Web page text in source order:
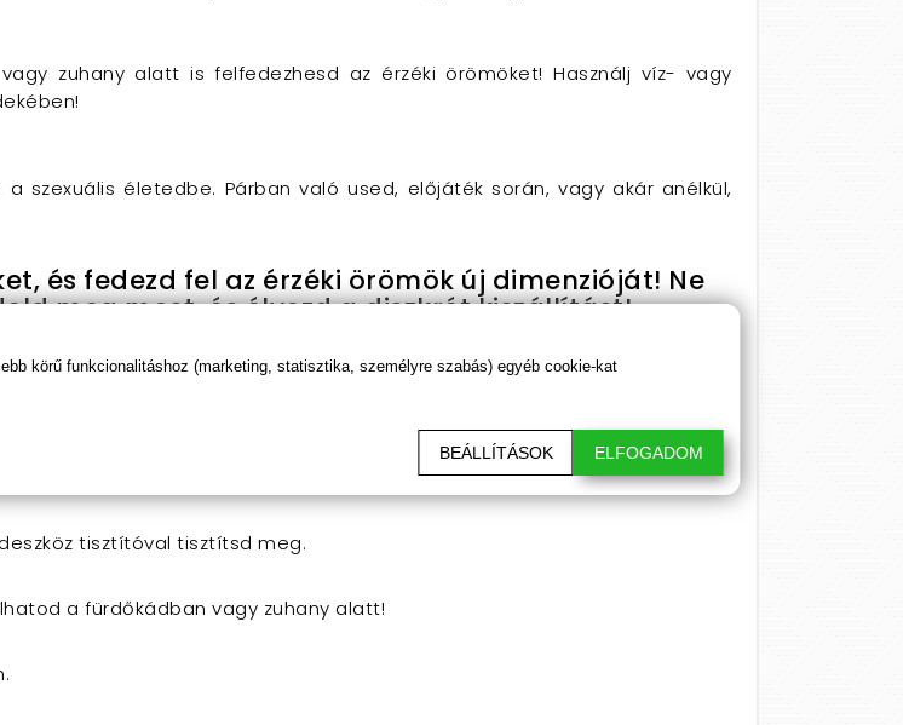
zuhany alatt is felfedezhesd az érzéki örömöket! Használj víz- vagy
szexuális életedbe. Párban való used, előjáték során, vagy akár anélkül,
és fedezd fel az érzéki örömök új dimenzióját! Ne
meg most, és élvezd a diszkrét kiszállítást!
a még intenzívebb hatás érdekében!
tisztítóval tisztítsd meg.
a fürdőkádban vagy zuhany alatt!
körű funkcionalitáshoz (marketing, statisztika, személyre szabás) egyéb cookie-kat
BEÁLLÍTÁSOK ELFOGADOM